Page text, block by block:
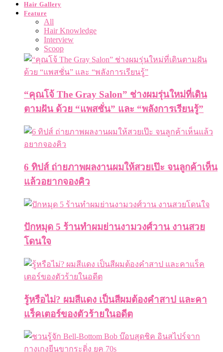
Hair Gallery
Feature
All
Hair Knowledge
Interview
Scoop
“คุณโจ้ The Gray Salon” ช่างผมรุ่นใหม่ที่เดิน
ตามฝัน ด้วย “แพสชั่น” และ “พลังการเรียนรู้”
6 ทิปส์ ถ่ายภาพผลงานผมให้สวยเป๊ะ จนลูกค้าเห็น
แล้วอยากจองคิว
ปักหมุด 5 ร้านทำผมย่านงามวงศ์วาน งานสวย
โดนใจ
รู้หรือไม่? ผมสีแดง เป็นสีผมต้องคำสาป และคา
แร็คเตอร์ของตัวร้ายในอดีต